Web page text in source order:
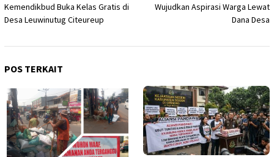
Kemendikbud Buka Kelas Gratis di
Desa Leuwinutug Citeureup
Wujudkan Aspirasi Warga Lewat
Dana Desa
POS TERKAIT